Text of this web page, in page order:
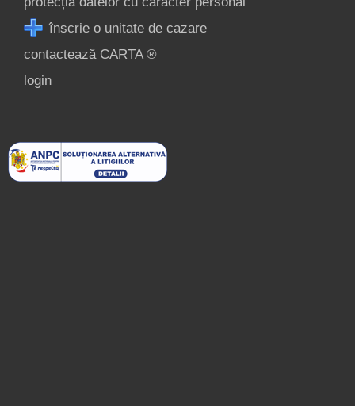
înscrie o unitate de cazare
contactează CARTA ®
login